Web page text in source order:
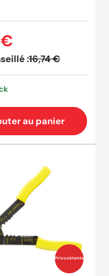
:16,74 €
€
au panier
Prix coûtants